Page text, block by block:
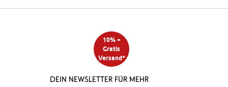
10% +
Gratis
Versand*
Dein Newsletter für mehr